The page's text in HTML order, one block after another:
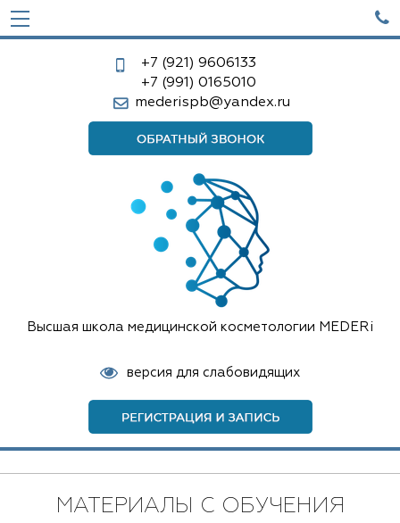

+7 (921) 9606133
+7 (991) 0165010
mederispb@yandex.ru
Высшая школа медицинской косметологии MEDERi
версия для слабовидящих
МАТЕРИАЛЫ С ОБУЧЕНИЯ